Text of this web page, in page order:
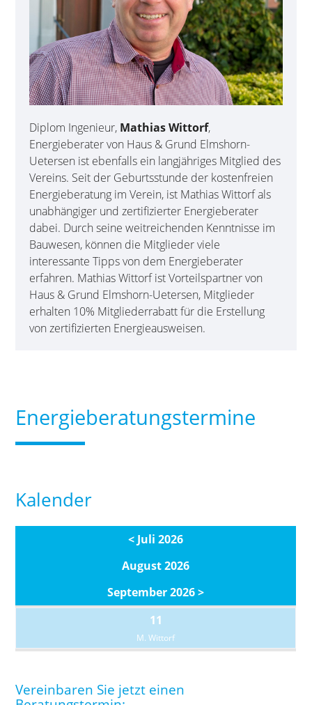
Diplom Ingenieur, Mathias Wittorf,
Energieberater von Haus & Grund Elmshorn-
Uetersen ist ebenfalls ein langjähriges Mitglied des
Vereins. Seit der Geburts­stunde der kosten­freien
Energie­beratung im Verein, ist Mathias Wittorf als
unab­hängiger und zertifi­zierter Energie­berater
dabei. Durch seine weit­reichenden Kenntnisse im
Bauwesen, können die Mitglieder viele
interessante Tipps von dem Energie­berater
erfahren. Mathias Wittorf ist Vorteils­partner von
Haus & Grund Elmshorn-Uetersen, Mitglieder
erhalten 10% Mitglieder­rabatt für die Erstellung
von zertifizierten Energieausweisen.
Energieberatungstermine
Kalender
< Juli 2026
August 2026
September 2026 >
11
M. Wittorf
Vereinbaren Sie jetzt einen